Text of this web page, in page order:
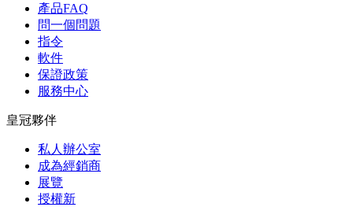
產品FAQ
問一個問題
指令
軟件
保證政策
服務中心
皇冠夥伴
私人辦公室
成為經銷商
展覽
授權新